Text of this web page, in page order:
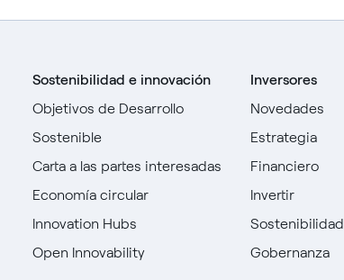
Sostenibilidad e innovación
Objetivos de Desarrollo
Sostenible
Carta a las partes interesadas
Economía circular
Innovation Hubs
Open Innovability
Inversores
Novedades
Estrategia
Financiero
Invertir
Sostenibilidad
Gobernanza